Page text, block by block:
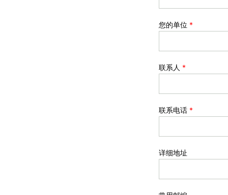
您的单位 *
联系人 *
联系电话 *
详细地址